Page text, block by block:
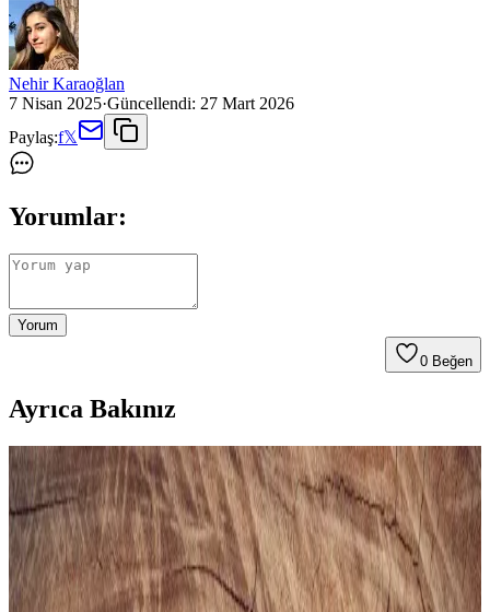
Nehir Karaoğlan
7 Nisan 2025·Güncellendi: 27 Mart 2026
Paylaş:f𝕏
Yorumlar:
Yorum
0 Beğen
Ayrıca Bakınız
Gezer Yazlık Erkek Terlik: Konfor ve Şıklık Sunan
Hafif ve Dayanıklı Tasarım
Gezer Yazlık Erkek Terlik, hafif, şık ve dayanıklı malzemeleriyle
günlük kullanımda konfor sağlar, sade tasarımıyla farklı tarzlara
uyum sağlar.